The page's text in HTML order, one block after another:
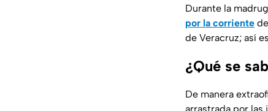
Durante la
por la corriente
de Veracruz; así
¿Qué se
De manera